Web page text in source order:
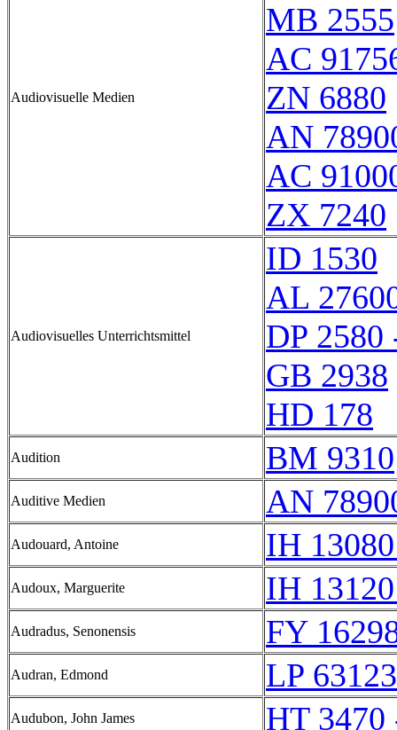
Audiovisuelle Medien
MB 2555
AC
ZN 6880
AN
AC
ZX 7240
Audiovisuelles Unterrichtsmittel
ID 1530
AL
DP 2580
GB 2938
HD 178
Audition BM 9310
Auditive Medien AN
Audouard, Antoine IH
Audoux, Marguerite IH
Audradus, Senonensis FY
Audran, Edmond LP 63123
Audubon, John James HT 3470